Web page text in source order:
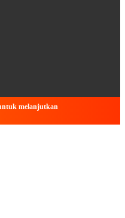
melanjutkan